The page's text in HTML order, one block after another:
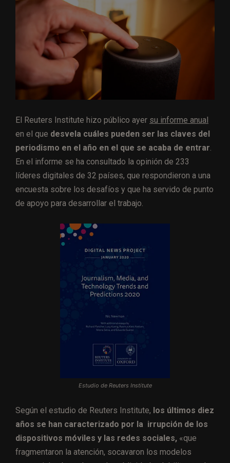
El Reuters Institute hizo público ayer su informe anual
en el que desvela cuáles pueden ser las claves del
periodismo en el año en el que se acaba de entrar.
En el informe se ha consultado la opinión de 233
líderes digitales de 32 países, que respondieron a una
encuesta sobre los desafíos y que ha servido de punto
de apoyo para desarrollar el trabajo.
Estudio de Reuters Institute
Según el estudio de Reuters Institute, los últimos diez
años se han caracterizado por la irrupción de los
dispositivos móviles y las redes sociales, «que
fragmentaron la atención, socavaron los modelos